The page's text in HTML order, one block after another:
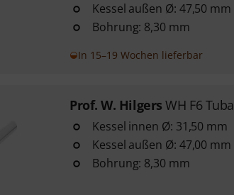
Kessel außen Ø: 47,50 mm
Bohrung: 8,30 mm
In 15–19 Wochen lieferbar
Prof. W. Hilgers WH F6 Tuba
Kessel innen Ø: 31,50 mm
Kessel außen Ø: 47,00 mm
Bohrung: 8,30 mm